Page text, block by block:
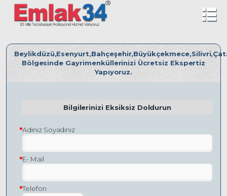
Bölgesinde Gayrimenküllerinizi Ücretsiz Ekspertiz
Yapıyoruz.
Bilgilerinizi Eksiksiz Doldurun
Adınız Soyadınız
E- Mail
Telefon